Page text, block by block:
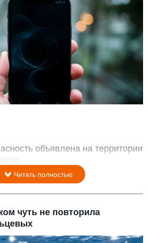
объявлена на территории
Читать полностью
чуть не повторила